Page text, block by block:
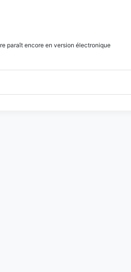
paraît encore en version électronique